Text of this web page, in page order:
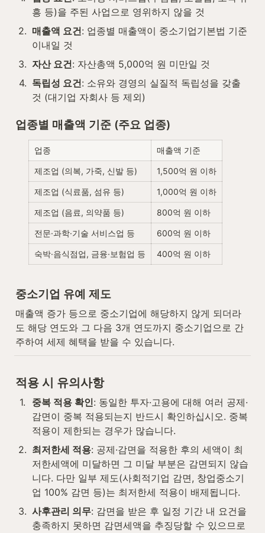
흥 등)을 주된 사업으로 영위하지 않을 것
2. 매출액 요건: 업종별 매출액이 중소기업기본법 기준
이내일 것
3. 자산 요건: 자산총액 5,000억 원 미만일 것
4. 독립성 요건: 소유와 경영의 실질적 독립성을 갖출
것 (대기업 자회사 등 제외)
업종별 매출액 기준 (주요 업종)
업종 매출액 기준
제조업 (의복, 가죽, 신발 등) 1,500억 원 이하
제조업 (식료품, 섬유 등) 1,000억 원 이하
제조업 (음료, 의약품 등) 800억 원 이하
전문·과학·기술 서비스업 등 600억 원 이하
숙박·음식점업, 금융·보험업 등 400억 원 이하
중소기업 유예 제도
매출액 증가 등으로 중소기업에 해당하지 않게 되더라
도 해당 연도와 그 다음 3개 연도까지 중소기업으로 간
주하여 세제 혜택을 받을 수 있습니다.
적용 시 유의사항
1. 중복 적용 확인: 동일한 투자·고용에 대해 여러 공제·
감면이 중복 적용되는지 반드시 확인하십시오. 중복
적용이 제한되는 경우가 많습니다.
2. 최저한세 적용: 공제·감면을 적용한 후의 세액이 최
저한세액에 미달하면 그 미달 부분은 감면되지 않습
니다. 다만 일부 제도(사회적기업 감면, 창업중소기
업 100% 감면 등)는 최저한세 적용이 배제됩니다.
3. 사후관리 의무: 감면을 받은 후 일정 기간 내 요건을
충족하지 못하면 감면세액을 추징당할 수 있으므로